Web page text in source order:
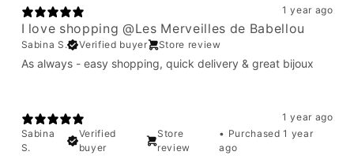
1 year ago
I love shopping @Les Merveilles de Babellou
Sabina S. Verified buyer Store review
As always - easy shopping, quick delivery & great bijoux
1 year ago
Sabina
S.
Verified
buyer
Store
review
• Purchased 1 year
ago